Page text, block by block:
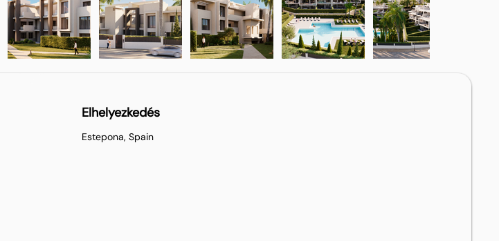
Elhelyezkedés
Estepona, Spain